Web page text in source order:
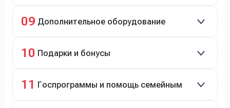
технический ремонт.
09 Дополнительное оборудование
10 Подарки и бонусы
программе лояльности.
11 Госпрограммы и помощь семейным